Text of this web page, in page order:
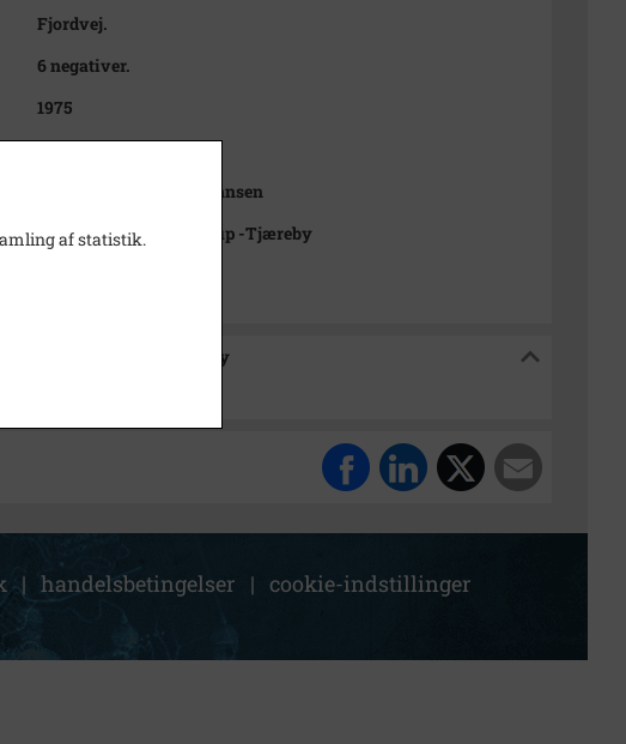
Fjordvej.
6 negativer.
1975
19/8 1975
Anne Sophie Rubæk Hansen
Lokalarkivet Alsønderup -Tjæreby
Alsønderup -Tjæreby
| handelsbetingelser | cookie-indstillinger
af statistik.